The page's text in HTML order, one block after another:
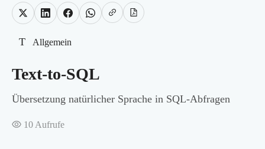
T Allgemein
Text-to-SQL
Übersetzung natürlicher Sprache in SQL-Abfragen
10 Aufrufe